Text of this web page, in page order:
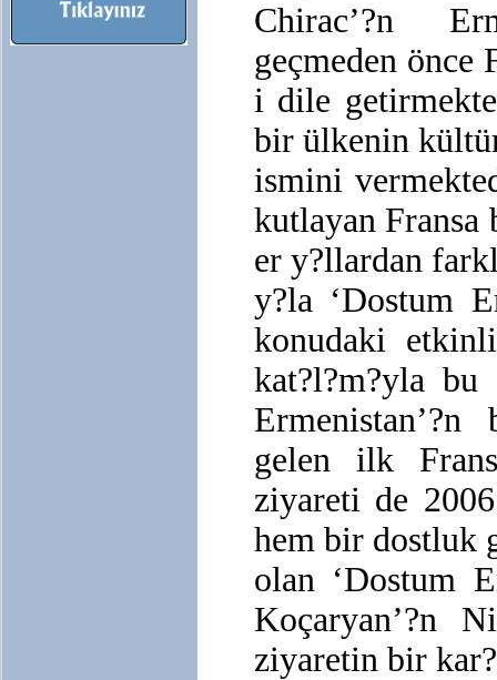
Chirac’?n
geçmeden önce
i dile
bir ülkenin
ismini
kutlayan Fransa
er y?llardan
y?la ‘Dostum
konudaki
kat?l?m?yla bu
Ermenistan’?n
gelen ilk
ziyareti de
hem bir dostluk
olan ‘Dostum
Koçaryan’?n
ziyaretin bir